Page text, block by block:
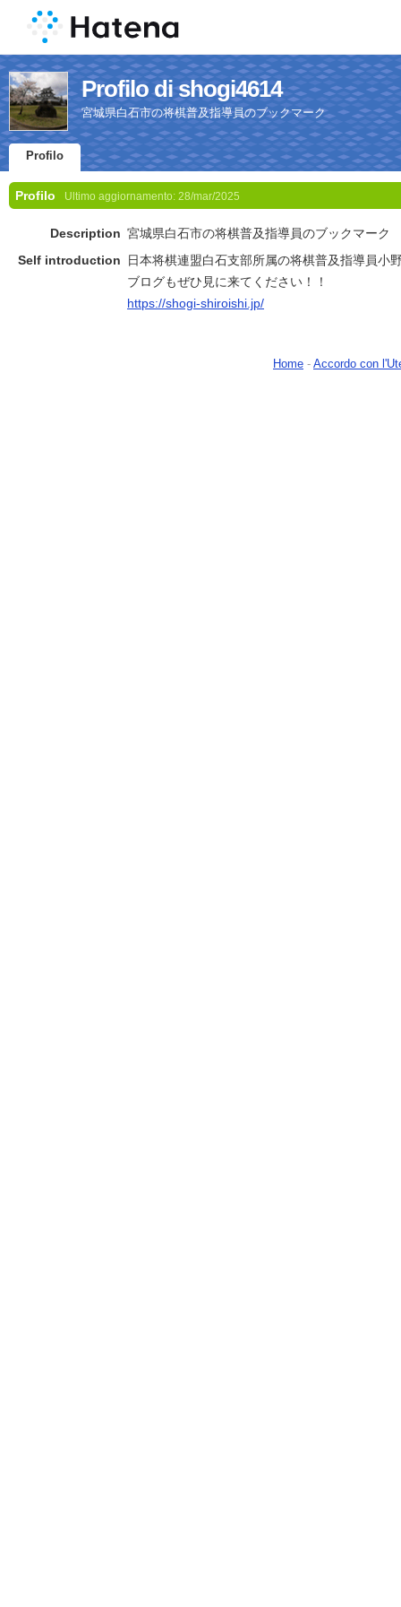
Profilo di shogi4614
宮城県白石市の将棋普及指導員のブックマーク
Profilo
Profilo Ultimo aggiornamento: 28/mar/2025
Description 宮城県白石市の将棋普及指導員のブックマーク
Self introduction
日本将棋連盟白石支部所属の将棋普及指導員小
ブログもぜひ見に来てください！！
https://shogi-shiroishi.jp/
Home - Accordo con